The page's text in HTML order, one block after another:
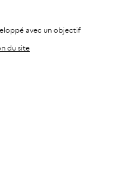
avec un objectif
du site